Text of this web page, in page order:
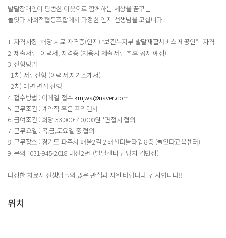
발달장애인이 평범한 이웃으로 함께하는 세상을 꿈꾸는
놀잇다 사회적협동조합에서 다정한 인지 선생님을 모십니다.
1. 자격사항 해당 치료 자격증(인지) *보건복지부 발달재활서비스 제공인력 자격
2. 제출서류 이력서, 자격증 (채용시 제출서류 추후 공지 예정)
3. 전형방법
1차) 서류전형 (이력서,자기소개서)
2차) 대면 면접 진행
4. 접수방법 : 이메일 접수 kmjwa@naver.com
5. 근무조건 : 계약직 혹은 프리랜서
6. 급여조건 : 회당 33,000~40,000원 *면접시 협의
7. 근무요일 : 목,금,토요일 중 협의
8. 근무장소 : 경기도 파주시 해올2길 2 태산더블타워 8층 (놀잇다교육센터)
9. 문의 : 031-945-2018 내선2번 (발달센터 담당자 김민정)
다정한 치료사 선생님들의 많은 관심과 지원 바랍니다. 감사합니다!!
위치